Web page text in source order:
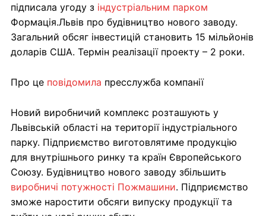
підписала угоду з індустріальним парком
Формація.Львів про будівництво нового заводу.
Загальний обсяг інвестицій становить 15 мільйонів
доларів США. Термін реалізації проекту – 2 роки.
Про це повідомила пресслужба компанії
Новий виробничий комплекс розташують у
Львівській області на території індустріального
парку. Підприємство виготовлятиме продукцію
для внутрішнього ринку та країн Європейського
Союзу. Будівництво нового заводу збільшить
виробничі потужності Пожмашини. Підприємство
зможе наростити обсяги випуску продукції та